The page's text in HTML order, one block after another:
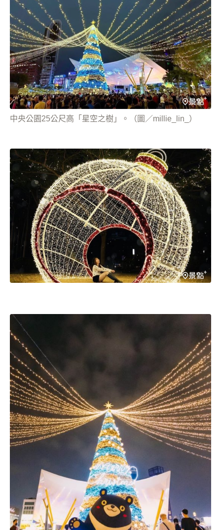
中央公園25公尺高「星空之樹」。（圖／millie_lin_）